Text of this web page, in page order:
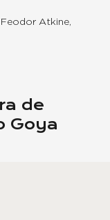
Feodor Atkine,
de
Goya